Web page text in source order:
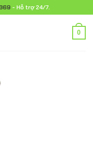
- Hỗ trợ 24/7.
0